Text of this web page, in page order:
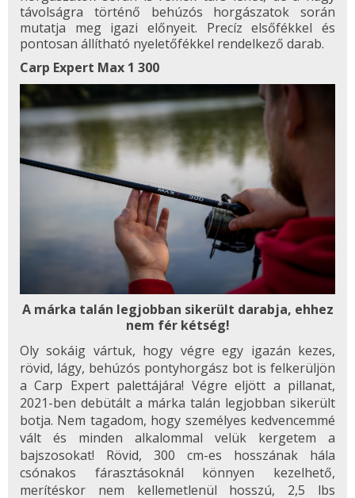
távolságra történő behúzós horgászatok során
mutatja meg igazi előnyeit. Precíz elsőfékkel és
pontosan állítható nyeletőfékkel rendelkező darab.
Carp Expert Max 1 300
A márka talán legjobban sikerült darabja, ehhez
nem fér kétség!
Oly sokáig vártuk, hogy végre egy igazán kezes,
rövid, lágy, behúzós pontyhorgász bot is felkerüljön
a Carp Expert palettájára! Végre eljött a pillanat,
2021-ben debütált a márka talán legjobban sikerült
botja. Nem tagadom, hogy személyes kedvencemmé
vált és minden alkalommal velük kergetem a
bajszosokat! Rövid, 300 cm-es hosszának hála
csónakos fárasztásoknál könnyen kezelhető,
merítéskor nem kellemetlenül hosszú, 2,5 lbs